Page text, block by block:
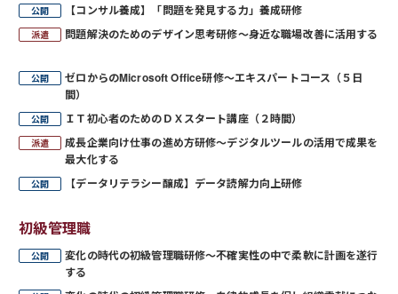
【コンサル養成】「問題を発見する力」養成研修
問題解決のためのデザイン思考研修～身近な職場改善に活用する
ゼロからのMicrosoft Office研修～エキスパートコース（５日
間）
ＩＴ初心者のためのＤＸスタート講座（２時間）
成長企業向け仕事の進め方研修～デジタルツールの活用で成果を
最大化する
【データリテラシー醸成】データ読解力向上研修
初級管理職
変化の時代の初級管理職研修～不確実性の中で柔軟に計画を遂行
する